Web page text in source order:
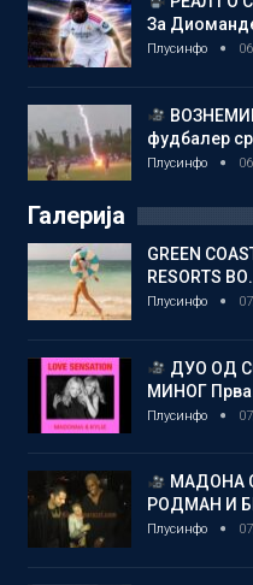
За
Плусинфо
фудбалер
Плусинфо
Галерија
GREEN
RESORTS
Плусинфо
ДУО ОД
МИНОГ Прва
Плусинфо
МАДОНА
РОДМАН И
Плусинфо